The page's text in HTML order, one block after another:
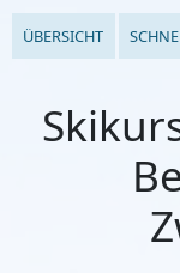
ÜBERSICHT